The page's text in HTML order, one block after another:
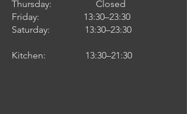
Thursday: Closed
Friday: 13:30–23:30
Saturday: 13:30–23:30
Kitchen: 13:30–21:30